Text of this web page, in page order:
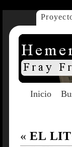
Inicio
« EL